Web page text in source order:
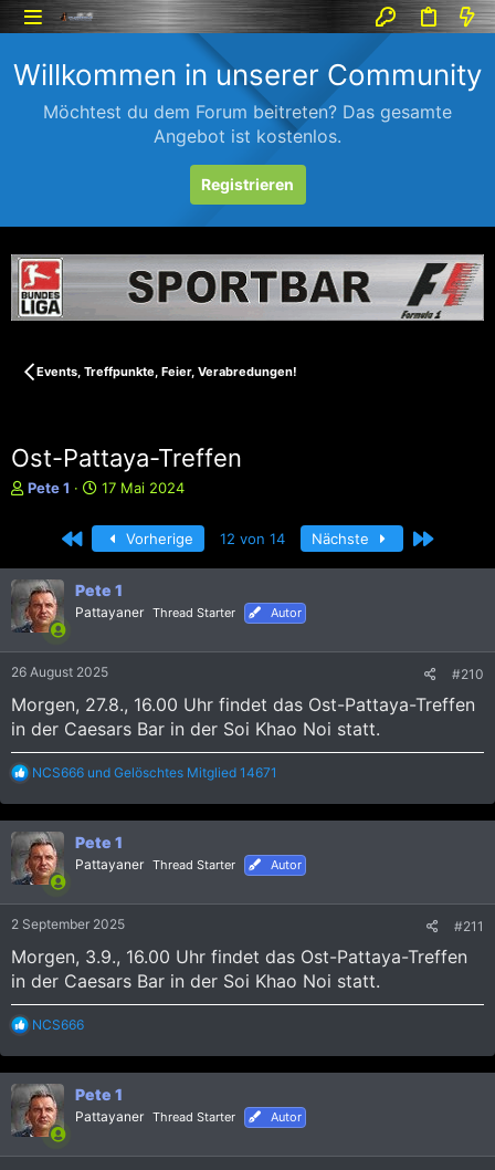
Willkommen in unserer Community
Möchtest du dem Forum beitreten? Das gesamte
Angebot ist kostenlos.
Registrieren
Events, Treffpunkte, Feier, Verabredungen!
Ost-Pattaya-Treffen
E
e
l
l
e
Pete 1
E
s
e
l
l
m
17 Mai 2024
Erste Vorherige 12 von 14 Nächste Letzte
Pete 1
Pattayaner Thread Starter Autor
26 August 2025 #210
Morgen, 27.8., 16.00 Uhr findet das Ost-Pattaya-Treffen
in der Caesars Bar in der Soi Khao Noi statt.
R
a
k
t
i
o
n
NCS666 und Gelöschtes Mitglied 14671
Pete 1
Pattayaner Thread Starter Autor
2 September 2025 #211
Morgen, 3.9., 16.00 Uhr findet das Ost-Pattaya-Treffen
in der Caesars Bar in der Soi Khao Noi statt.
R
a
k
t
i
o
NCS666
Pete 1
Pattayaner Thread Starter Autor